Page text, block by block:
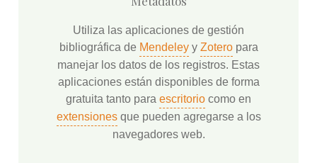
Utiliza las aplicaciones de gestión
bibliográfica de Mendeleyy Zoteropara
manejar los datos de los registros. Estas
aplicaciones están disponibles de forma
gratuita tanto para escritorio como en
extensionesque pueden agregarse a los
navegadores web.